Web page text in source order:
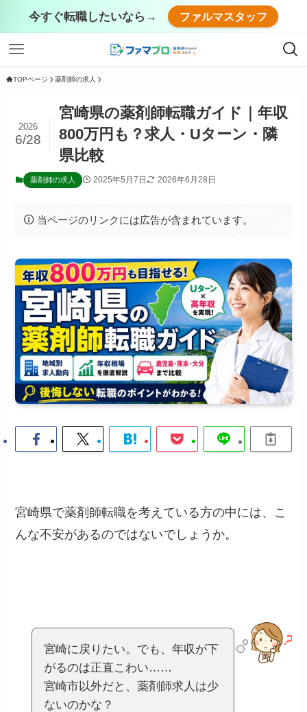
今すぐ転職したいなら→ ファルマスタッフ
TOPページ 薬剤師の求人
宮崎県の薬剤師転職ガイド｜年収
800万円も？求人・Uターン・隣
県比較
2026
6/28
薬剤師の求人 2025年5月7日 2026年6月28日
当ページのリンクには広告が含まれています。
宮崎県で薬剤師転職を考えている方の中には、こ
んな不安があるのではないでしょうか。
宮崎に戻りたい。でも、年収が下
がるのは正直こわい……
宮崎市以外だと、薬剤師求人は少
ないのかな？